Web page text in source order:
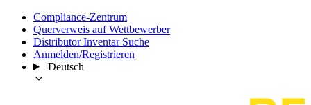
Compliance-Zentrum
Querverweis auf Wettbewerber
Distributor Inventar Suche
Anmelden/Registrieren
Deutsch